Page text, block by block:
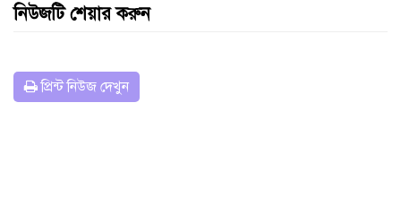
নিউজটি শেয়ার করুন
প্রিন্ট নিউজ দেখুন